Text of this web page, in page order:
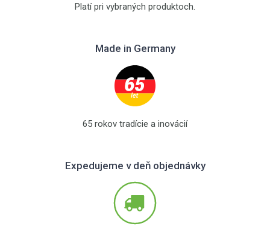
Platí pri vybraných produktoch.
Made in Germany
65 rokov tradície a inovácií
Expedujeme v deň objednávky